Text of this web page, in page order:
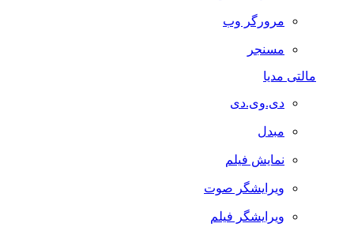
مرورگر وب
مسنجر
مالتی مدیا
دی.وی.دی
مبدل
نمایش فیلم
ویرایشگر صوت
ویرایشگر فیلم